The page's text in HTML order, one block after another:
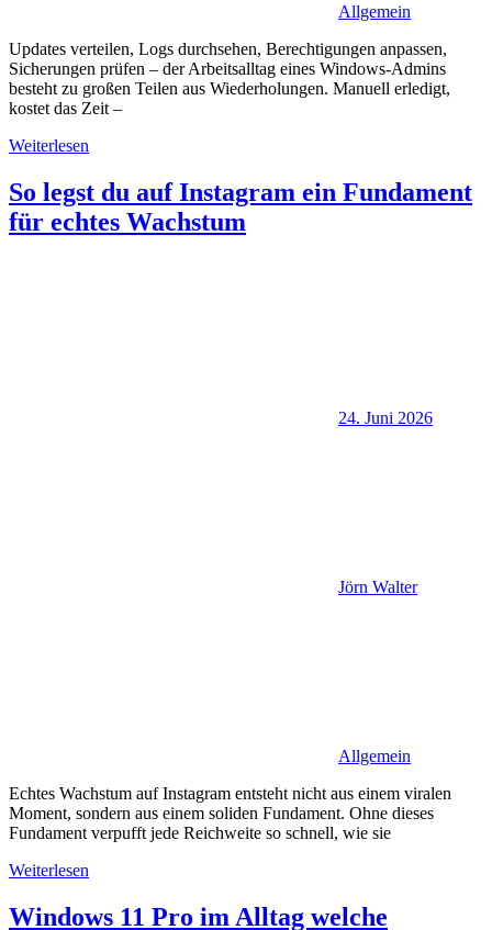
Allgemein
Updates verteilen, Logs durchsehen, Berechtigungen anpassen,
Sicherungen prüfen – der Arbeitsalltag eines Windows-Admins
besteht zu großen Teilen aus Wiederholungen. Manuell erledigt,
kostet das Zeit –
Weiterlesen
So legst du auf Instagram ein Fundament
für echtes Wachstum
24. Juni 2026
Jörn Walter
Allgemein
Echtes Wachstum auf Instagram entsteht nicht aus einem viralen
Moment, sondern aus einem soliden Fundament. Ohne dieses
Fundament verpufft jede Reichweite so schnell, wie sie
Weiterlesen
Windows 11 Pro im Alltag welche